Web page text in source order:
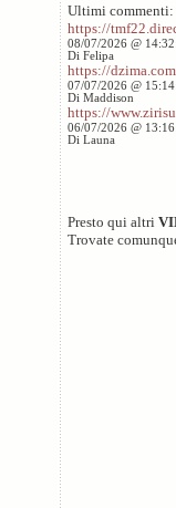
Ultimi commenti:
https://
08/07/2026 @
Di Felipa
https://
07/07/2026 @
Di Maddison
https://
06/07/2026 @
Di Launa
Presto qui altri
Trovate